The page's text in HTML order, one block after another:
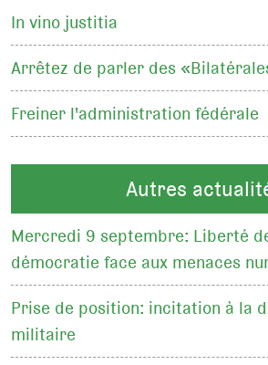
In vino justitia
Arrêtez de parler des
Freiner l'administration fédérale
Autres
Mercredi 9 septembre: Liberté
démocratie face aux menaces
Prise de position: incitation à la
militaire